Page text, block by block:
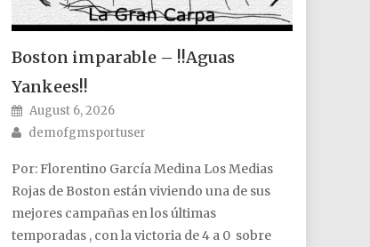
Boston imparable – !!Aguas
Yankees!!
Posted on
August 6, 2026
Author
demofgmsportuser
Por: Florentino García Medina Los Medias
Rojas de Boston están viviendo una de sus
mejores campañas en los últimas
temporadas , con la victoria de 4 a 0 sobre